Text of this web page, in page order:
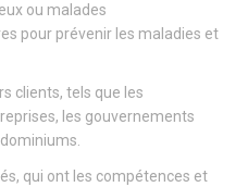
ou malades
pour prévenir les maladies et
clients, tels que les
les gouvernements
qui ont les compétences et